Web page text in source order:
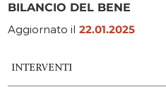
BILANCIO DEL BENE
Aggiornato il22.01.2025
INTERVENTI